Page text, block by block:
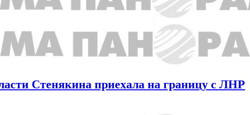
Стенякина приехала на границу с ЛНР